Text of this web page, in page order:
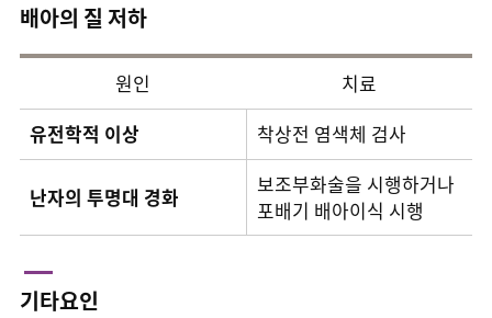
배아의 질 저하
원인
치료
유전학적 이상
착상전 염색체 검사
난자의 투명대 경화
보조부화술을 시행하거나
포배기 배아이식 시행
기타요인